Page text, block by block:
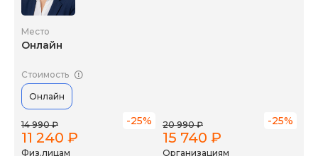
Место
Онлайн
Стоимость
Онлайн
14 990 ₽ -25%
11 240 ₽
Физ.лицам
20 990 ₽ -25%
15 740 ₽
Организациям